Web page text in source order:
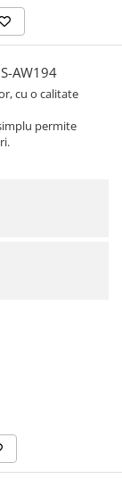
AW194
cu o calitate
permite